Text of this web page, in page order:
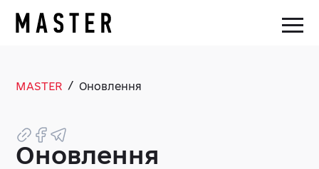
MASTER / Оновлення
Оновлення